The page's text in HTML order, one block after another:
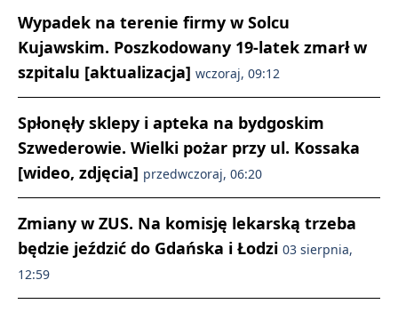
Wypadek na terenie firmy w Solcu
Kujawskim. Poszkodowany 19-latek zmarł w
szpitalu [aktualizacja] wczoraj, 09:12
Spłonęły sklepy i apteka na bydgoskim
Szwederowie. Wielki pożar przy ul. Kossaka
[wideo, zdjęcia] przedwczoraj, 06:20
Zmiany w ZUS. Na komisję lekarską trzeba
będzie jeździć do Gdańska i Łodzi 03 sierpnia,
12:59